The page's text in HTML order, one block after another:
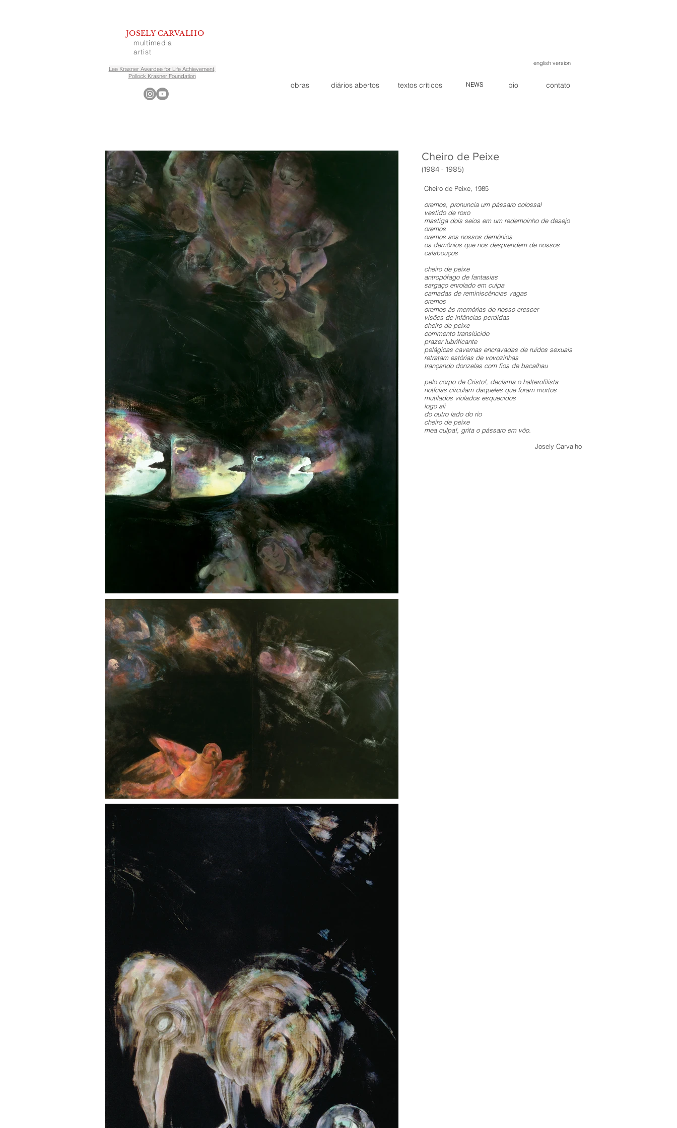
JOSELY CARVALHO
multimedia
artist
Lee Krasner Awardee for Life Achievement,
Pollock Krasner Foundation
english version
obras diários abertos textos críticos NEWS bio contato
Cheiro de Peixe
(1984 - 1985)
Cheiro de Peixe, 1985
oremos, pronuncia um pássaro colossal
vestido de roxo
mastiga dois seios em um redemoinho de desejo
oremos
oremos aos nossos demônios
os demônios que nos desprendem de nossos
calabouços
cheiro de peixe
antropófago de fantasias
sargaço enrolado em culpa
camadas de reminiscências vagas
oremos
oremos às memórias do nosso crescer
visões de infâncias perdidas
cheiro de peixe
corrimento translúcido
prazer lubrificante
pelágicas cavernas encravadas de ruídos sexuais
retratam estórias de vovozinhas
trançando donzelas com fios de bacalhau
pelo corpo de Cristo!, declama o halterofilista
notícias circulam daqueles que foram mortos
mutilados violados esquecidos
logo ali
do outro lado do rio
cheiro de peixe
mea culpa!, grita o pássaro em vôo.
Josely Carvalho